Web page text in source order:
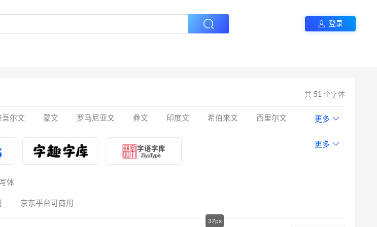
登录
共 51 个字体
吾尔文 蒙文 罗马尼亚文 彝文 印度文 希伯来文 西里尔文 更多
更多
体
京东平台可商用
37px